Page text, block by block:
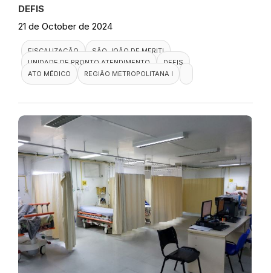
DEFIS
21 de October de 2024
FISCALIZAÇÃO
SÃO JOÃO DE MERITI
UNIDADE DE PRONTO ATENDIMENTO
DEFIS
ATO MÉDICO
REGIÃO METROPOLITANA I